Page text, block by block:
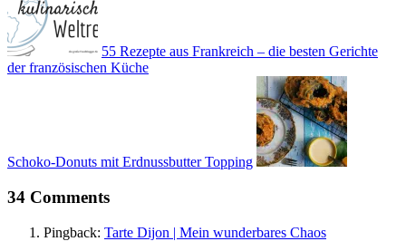
55 Rezepte aus Frankreich – die besten Gerichte
der französischen Küche
Schoko-Donuts mit Erdnussbutter Topping
34 Comments
Pingback: Tarte Dijon | Mein wunderbares Chaos